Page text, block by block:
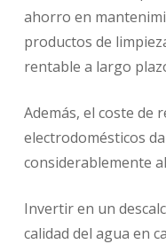
ahorro en
productos de
rentable a largo
Además, el coste de
electrodomésticos
considerablemente
Invertir en un
calidad del agua en